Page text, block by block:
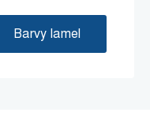
Barvy lamel